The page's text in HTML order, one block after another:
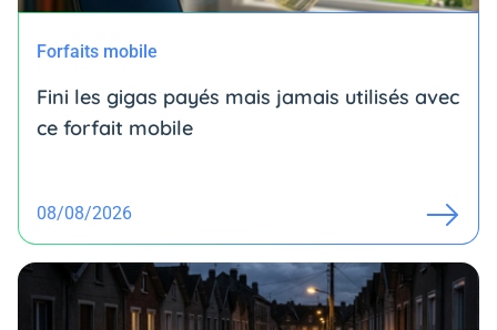
Forfaits mobile
Fini les gigas payés mais jamais utilisés avec
ce forfait mobile
08/08/2026